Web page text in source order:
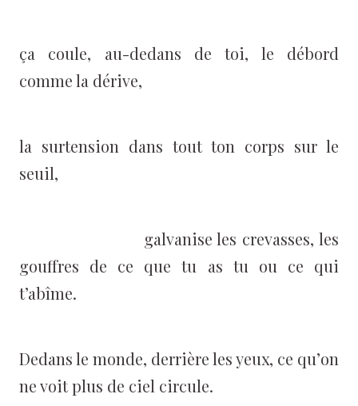
ça coule, au-dedans de toi, le débord
comme la dérive,
la surtension dans tout ton corps sur le
seuil,
galvanise les crevasses, les
gouffres de ce que tu as tu ou ce qui
t’abîme.
Dedans le monde, derrière les yeux, ce qu’on
ne voit plus de ciel circule.